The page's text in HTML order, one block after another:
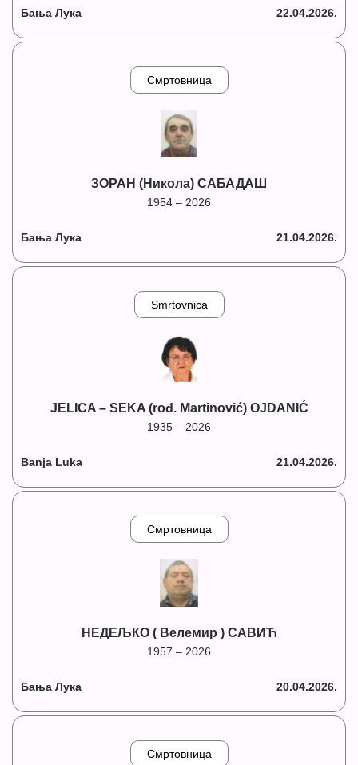
Бања Лука 22.04.2026.
Смртовница
ЗОРАН (Никола) САБАДАШ
1954 – 2026
Бања Лука 21.04.2026.
Smrtovnica
JELICA – SEKA (rođ. Martinović) OJDANIĆ
1935 – 2026
Banja Luka 21.04.2026.
Смртовница
НЕДЕЉКО ( Велемир ) САВИЋ
1957 – 2026
Бања Лука 20.04.2026.
Смртовница